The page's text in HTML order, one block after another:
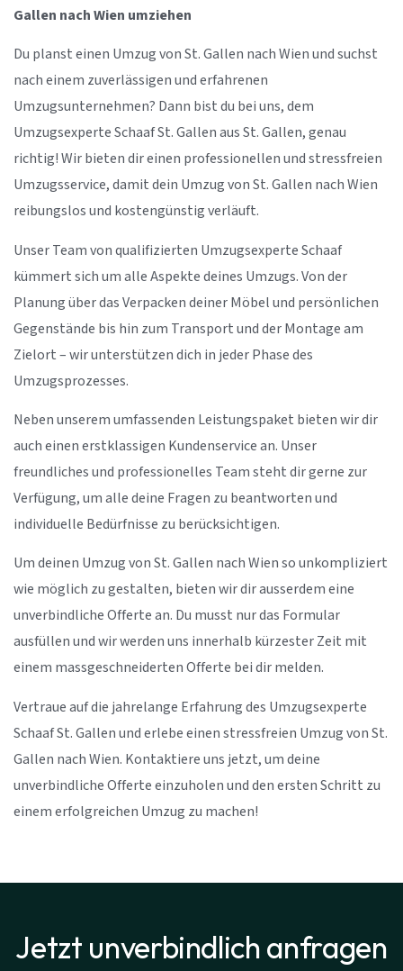
Gallen nach Wien umziehen
Du planst einen Umzug von St. Gallen nach Wien und suchst
nach einem zuverlässigen und erfahrenen
Umzugsunternehmen? Dann bist du bei uns, dem
Umzugsexperte Schaaf St. Gallen aus St. Gallen, genau
richtig! Wir bieten dir einen professionellen und stressfreien
Umzugsservice, damit dein Umzug von St. Gallen nach Wien
reibungslos und kostengünstig verläuft.
Unser Team von qualifizierten Umzugsexperte Schaaf
kümmert sich um alle Aspekte deines Umzugs. Von der
Planung über das Verpacken deiner Möbel und persönlichen
Gegenstände bis hin zum Transport und der Montage am
Zielort – wir unterstützen dich in jeder Phase des
Umzugsprozesses.
Neben unserem umfassenden Leistungspaket bieten wir dir
auch einen erstklassigen Kundenservice an. Unser
freundliches und professionelles Team steht dir gerne zur
Verfügung, um alle deine Fragen zu beantworten und
individuelle Bedürfnisse zu berücksichtigen.
Um deinen Umzug von St. Gallen nach Wien so unkompliziert
wie möglich zu gestalten, bieten wir dir ausserdem eine
unverbindliche Offerte an. Du musst nur das Formular
ausfüllen und wir werden uns innerhalb kürzester Zeit mit
einem massgeschneiderten Offerte bei dir melden.
Vertraue auf die jahrelange Erfahrung des Umzugsexperte
Schaaf St. Gallen und erlebe einen stressfreien Umzug von St.
Gallen nach Wien. Kontaktiere uns jetzt, um deine
unverbindliche Offerte einzuholen und den ersten Schritt zu
einem erfolgreichen Umzug zu machen!
Jetzt unverbindlich anfragen